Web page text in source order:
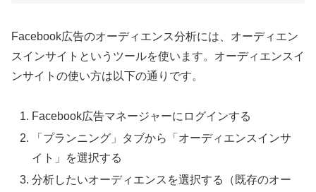
Facebook広告のオーディエンス分析には、オーディエン
スインサイトというツールを使います。オーディエンスイ
ンサイトの使い方は以下の通りです。
Facebook広告マネージャーにログインする
「プランニング」タブから「オーディエンスインサ
イト」を選択する
分析したいオーディエンスを選択する（既存のオー